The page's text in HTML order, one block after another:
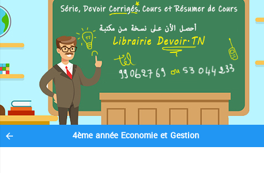
4ème année Economie et Gestion